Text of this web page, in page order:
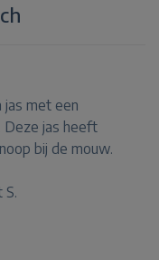
jas met een
Deze jas heeft
bij de mouw.
S.